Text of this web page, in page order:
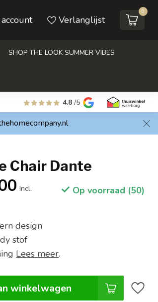
Verlanglijst
0
SHOP THE LOOK SUMMER VIBES
4.8 /5
Chair Dante
Incl.
Op voorraad (50)
design
stof
Lees meer.
winkelwagen